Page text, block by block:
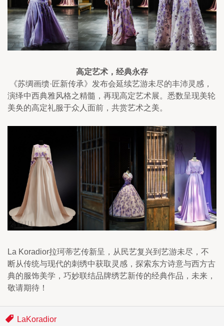
高定艺术，经典永存
《苏绸画缋·匠新传承》发布会延续艺游未尽的丰沛灵感，
演绎中西典雅风格之精髓，再现高定艺术展。悉数呈现美轮
美奂的高定礼服于众人面前，共赏艺术之美。
La Koradior拉珂蒂艺传新呈，从民艺复兴到艺游未尽，不
断从传统与现代的刺绣中获取灵感，探索东方诗意与西方古
典的服饰美学，巧妙联结品牌绣艺新传的经典作品，未来，
敬请期待！
LaKoradior